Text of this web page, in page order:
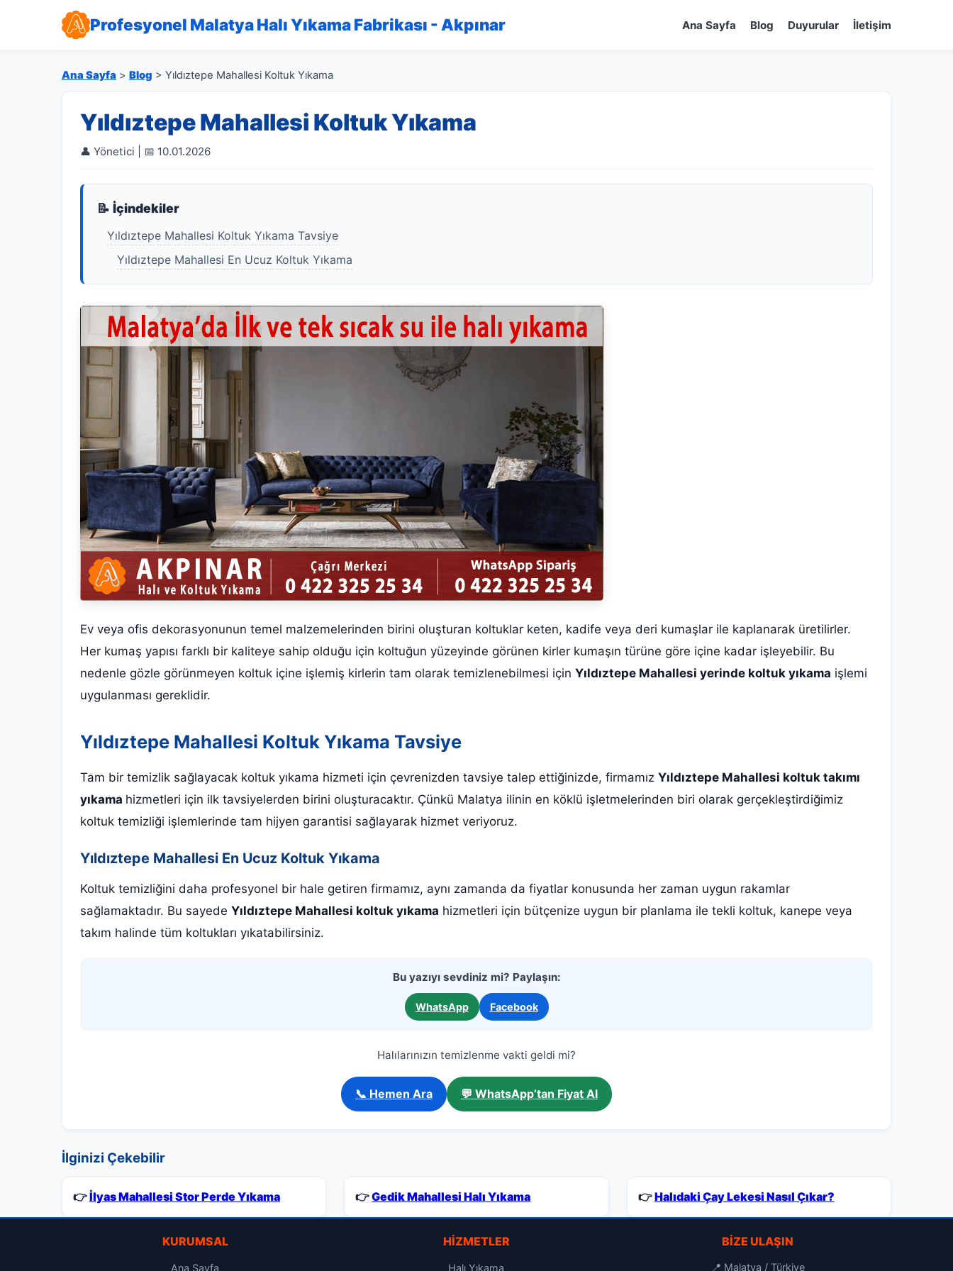
Profesyonel Malatya Halı Yıkama Fabrikası - Akpınar Ana Sayfa Blog Duyurular İletişim
Ana Sayfa > Blog > Yıldıztepe Mahallesi Koltuk Yıkama
Yıldıztepe Mahallesi Koltuk Yıkama
👤 Yönetici | 📅 10.01.2026
📝 İçindekiler
Yıldıztepe Mahallesi Koltuk Yıkama Tavsiye
Yıldıztepe Mahallesi En Ucuz Koltuk Yıkama
Ev veya ofis dekorasyonunun temel malzemelerinden birini oluşturan koltuklar keten, kadife veya deri kumaşlar ile kaplanarak üretilirler.
Her kumaş yapısı farklı bir kaliteye sahip olduğu için koltuğun yüzeyinde görünen kirler kumaşın türüne göre içine kadar işleyebilir. Bu
nedenle gözle görünmeyen koltuk içine işlemiş kirlerin tam olarak temizlenebilmesi için Yıldıztepe Mahallesi yerinde koltuk yıkama işlemi
uygulanması gereklidir.
Yıldıztepe Mahallesi Koltuk Yıkama Tavsiye
Tam bir temizlik sağlayacak koltuk yıkama hizmeti için çevrenizden tavsiye talep ettiğinizde, firmamız Yıldıztepe Mahallesi koltuk takımı
yıkama hizmetleri için ilk tavsiyelerden birini oluşturacaktır. Çünkü Malatya ilinin en köklü işletmelerinden biri olarak gerçekleştirdiğimiz
koltuk temizliği işlemlerinde tam hijyen garantisi sağlayarak hizmet veriyoruz.
Yıldıztepe Mahallesi En Ucuz Koltuk Yıkama
Koltuk temizliğini daha profesyonel bir hale getiren firmamız, aynı zamanda da fiyatlar konusunda her zaman uygun rakamlar
sağlamaktadır. Bu sayede Yıldıztepe Mahallesi koltuk yıkama hizmetleri için bütçenize uygun bir planlama ile tekli koltuk, kanepe veya
takım halinde tüm koltukları yıkatabilirsiniz.
Bu yazıyı sevdiniz mi? Paylaşın:
WhatsApp Facebook
Halılarınızın temizlenme vakti geldi mi?
📞 Hemen Ara 💬 WhatsApp’tan Fiyat Al
İlginizi Çekebilir
👉İlyas Mahallesi Stor Perde Yıkama 👉Gedik Mahallesi Halı Yıkama 👉Halıdaki Çay Lekesi Nasıl Çıkar?
KURUMSAL
Ana Sayfa
HIZMETLER
Halı Yıkama
BIZE ULAŞIN
📍 Malatya / Türkiye